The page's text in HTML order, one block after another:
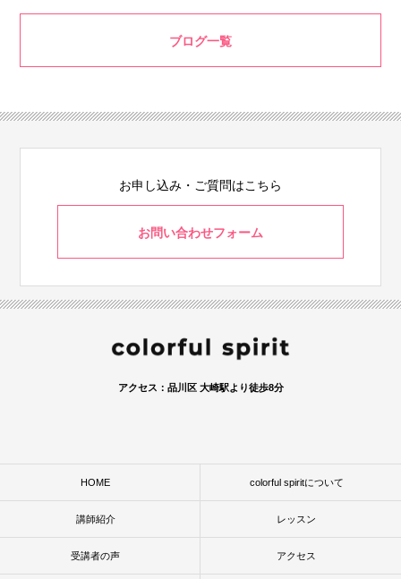
ブログ一覧
お申し込み・ご質問はこちら
お問い合わせフォーム
アクセス：品川区 大崎駅より徒歩8分
HOME colorful spiritについて
講師紹介 レッスン
受講者の声 アクセス